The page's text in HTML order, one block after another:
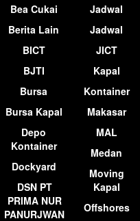
Bea Cukai
Berita Lain
BICT
BJTI
Bursa
Bursa Kapal
Depo
Kontainer
Dockyard
DSN PT
PRIMA NUR
PANURJWAN
Jadwal
Jadwal
JICT
Kapal
Kontainer
Makasar
MAL
Medan
Moving
Kapal
Offshores